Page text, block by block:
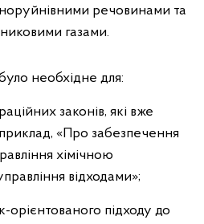
речовинами та
газами.
необхідне для:
законів, які вже
«Про забезпечення
хімічною
відходами»;
підходу до